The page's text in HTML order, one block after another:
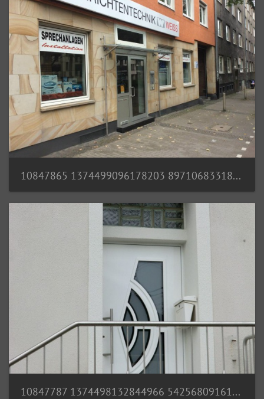
10847865 1374499096178203 8971068331872200777 n (1)
10847787 1374498132844966 5425680916149951511 n